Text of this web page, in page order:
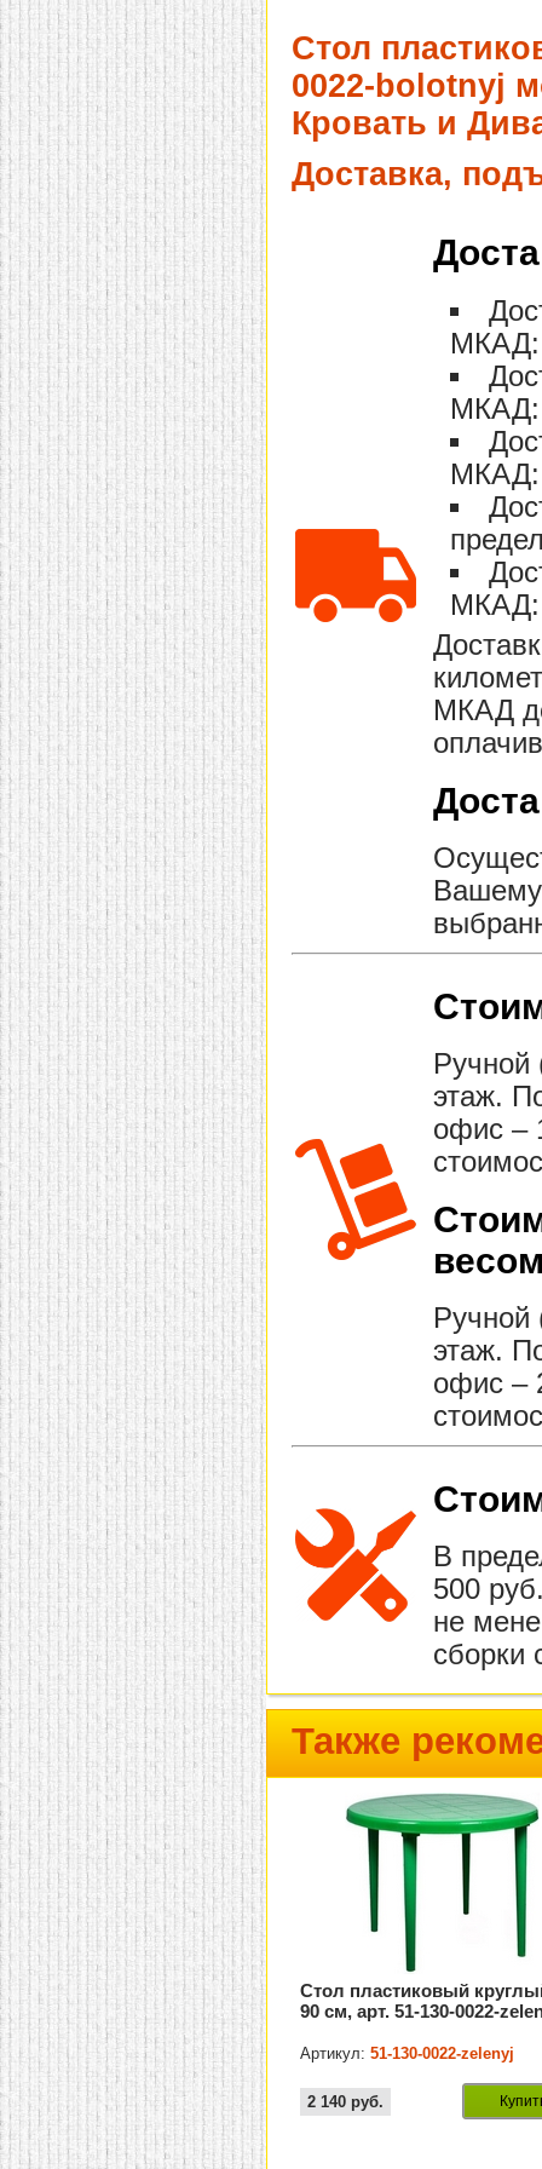
домашнем использовании.
Эта мебель имеет
некоторые преимущества
перед той же стенкой для
гостиной, к примеру,
поскольку она более
легкая и не загромождает
пространство. В спальне
этот предмет можно
поставить у изголовья
кровати, чтобы заполнить
пустующее там
место. Также стеллажи
очень часто используют в
качестве разграничителей
комнаты, например, на
рабочую зону и
пространство для отдыха.
Особенно это актуально
для однокомнатных
квартир.
Стол
0022-bolotnyj
Кровать и
Доставка,
МКАД:
МКАД:
МКАД:
МКАД:
МКАД
Вашему
Ручной
этаж.
офис –
Ручной
этаж.
офис –
В
500
не
сборки
Также
Стол пластиковый
90 см, арт. 51-130-0022-
Артикул:51-130-0022-zelenyj
2 140 руб.